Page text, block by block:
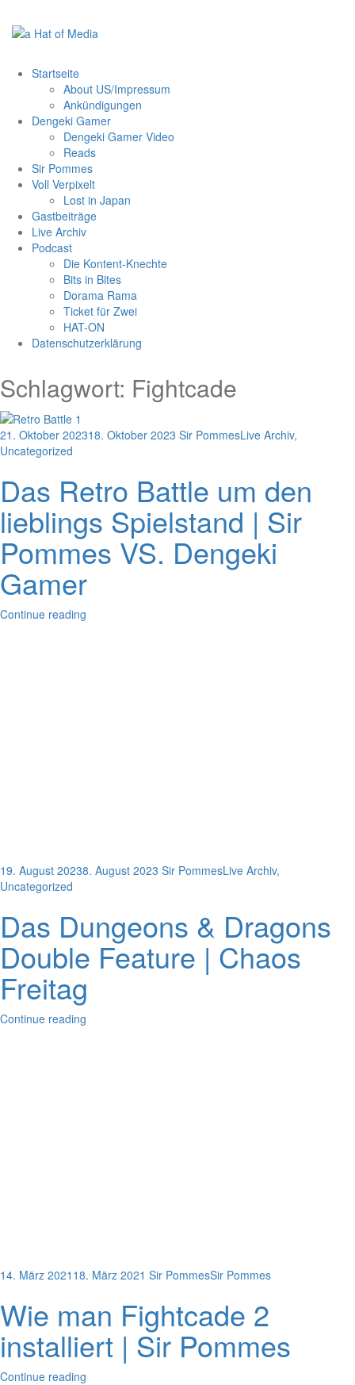
Inhalt
springen
Startseite
About US/Impressum
Ankündigungen
Dengeki Gamer
Dengeki Gamer Video
Reads
Sir Pommes
Voll Verpixelt
Lost in Japan
Gastbeiträge
Live Archiv
Podcast
Die Kontent-Knechte
Bits in Bites
Dorama Rama
Ticket für Zwei
HAT-ON
Datenschutzerklärung
Schlagwort: Fightcade
21. Oktober 202318. Oktober 2023 Sir PommesLive Archiv,
Uncategorized
Das Retro Battle um den
lieblings Spielstand | Sir
Pommes VS. Dengeki
Gamer
Continue reading
19. August 20238. August 2023 Sir PommesLive Archiv,
Uncategorized
Das Dungeons & Dragons
Double Feature | Chaos
Freitag
Continue reading
14. März 2021 18. März 2021 Sir PommesSir Pommes
Wie man Fightcade 2
installiert | Sir Pommes
Continue reading